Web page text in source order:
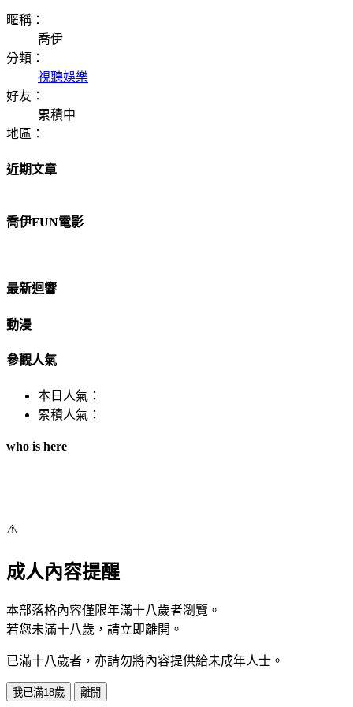
暱稱：
喬伊
分類：
視聽娛樂
好友：
累積中
地區：
近期文章
喬伊FUN電影
最新迴響
動漫
參觀人氣
本日人氣：
累積人氣：
who is here
⚠️
成人內容提醒
本部落格內容僅限年滿十八歲者瀏覽。
若您未滿十八歲，請立即離開。
已滿十八歲者，亦請勿將內容提供給未成年人士。
我已滿18歲 離開